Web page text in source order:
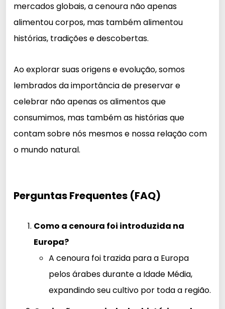
mercados globais, a cenoura não apenas
alimentou corpos, mas também alimentou
histórias, tradições e descobertas.
Ao explorar suas origens e evolução, somos
lembrados da importância de preservar e
celebrar não apenas os alimentos que
consumimos, mas também as histórias que
contam sobre nós mesmos e nossa relação com
o mundo natural.
Perguntas Frequentes (FAQ)
Como a cenoura foi introduzida na
Europa?
A cenoura foi trazida para a Europa
pelos árabes durante a Idade Média,
expandindo seu cultivo por toda a região.